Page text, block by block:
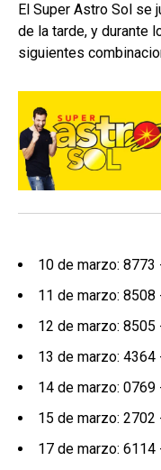
El Super Astro Sol se
de la tarde, y durante
siguientes
10 de marzo: 8773
11 de marzo: 8508
12 de marzo: 8505
13 de marzo: 4364
14 de marzo: 0769
15 de marzo: 2702
17 de marzo: 6114